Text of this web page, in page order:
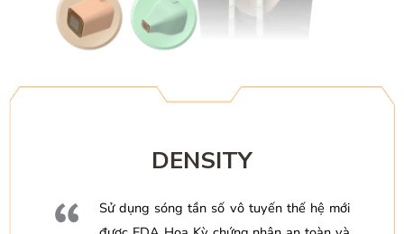
DENSITY
Sử dụng sóng tần số vô tuyến thế hệ mới